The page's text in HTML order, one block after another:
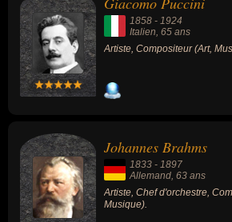
1858 - 1924
Italien , 65 ans
Artiste, Compositeur (Art,
Johannes Brahms
1833 - 1897
Allemand, 63 ans
Artiste, Chef d'orchestre,
Musique).